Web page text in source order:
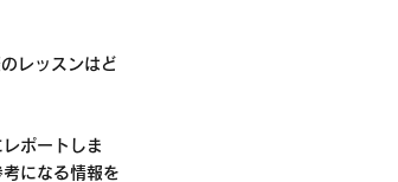
レッスンはど
ポートしま
になる情報を